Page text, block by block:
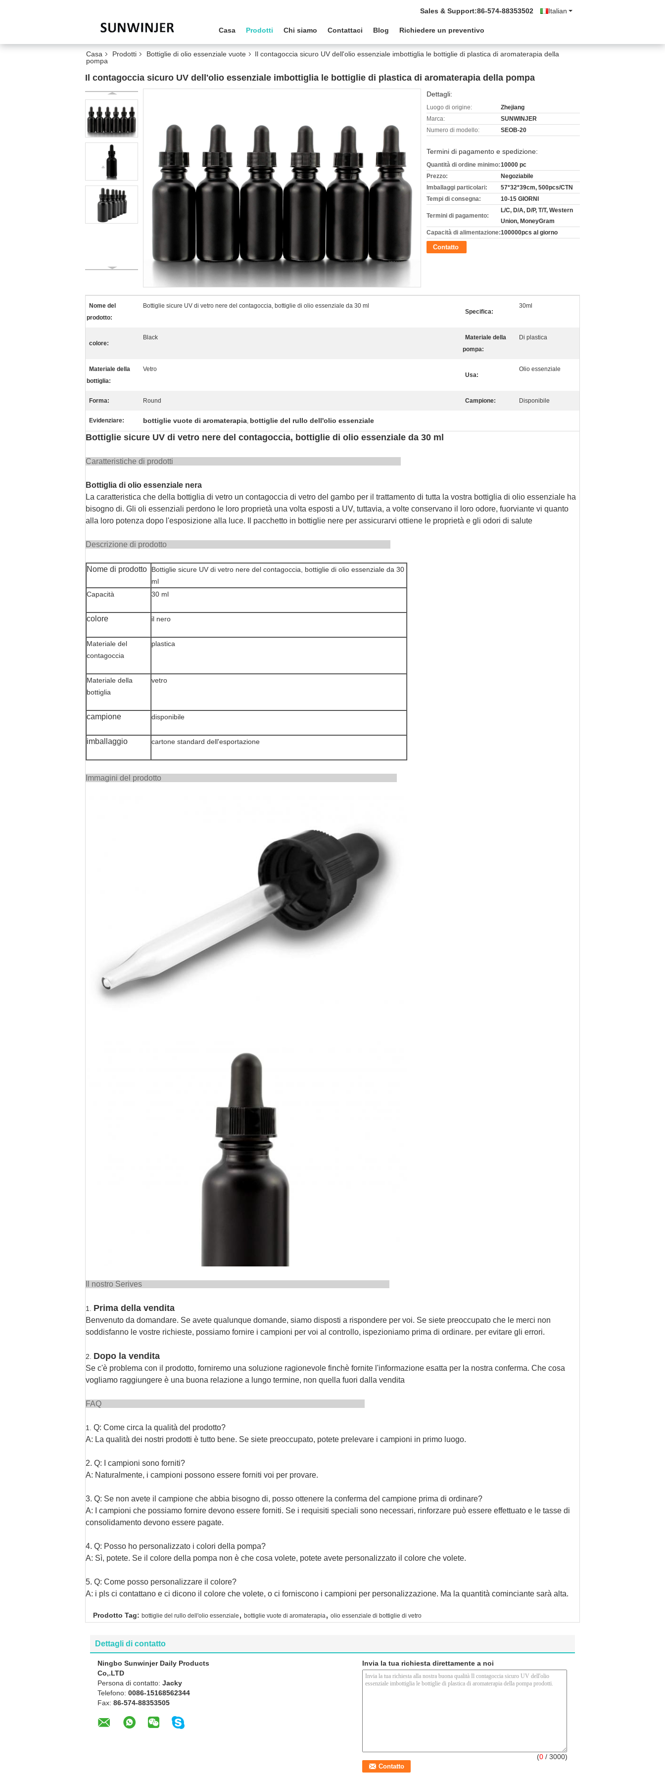
Italian
Sales & Support:86-574-88353502
Casa Prodotti Chi siamo Contattaci Blog Richiedere un preventivo
Casa Prodotti Bottiglie di olio essenziale vuote
Il contagoccia sicuro UV dell'olio essenziale imbottiglia le bottiglie di plastica di aromaterapia della
pompa
Il contagoccia sicuro UV dell'olio essenziale imbottiglia le bottiglie di plastica di aromaterapia della pompa
Dettagli:
Luogo di origine:
Zhejiang
Marca:
SUNWINJER
Numero di modello:
SEOB-20
Termini di pagamento e spedizione:
Quantità di ordine minimo:10000 pc
Prezzo:
Negoziabile
Imballaggi particolari:
57*32*39cm, 500pcs/CTN
Tempi di consegna:
10-15 GIORNI
Termini di pagamento:
L/C, D/A, D/P, T/T, Western
Union, MoneyGram
Capacità di alimentazione:100000pcs al giorno
Contatto
Nome del
prodotto:
Bottiglie sicure UV di vetro nere del contagoccia, bottiglie di olio essenziale da 30 ml
Specifica:
30ml
colore:
Black
Materiale della
pompa:
Di plastica
Materiale della
bottiglia:
Vetro
Usa:
Olio essenziale
Forma: Round Campione: Disponibile
Evidenziare: bottiglie vuote di aromaterapia, bottiglie del rullo dell'olio essenziale
Bottiglie sicure UV di vetro nere del contagoccia, bottiglie di olio essenziale da 30 ml
Caratteristiche di prodotti
Bottiglia di olio essenziale nera
La caratteristica che della bottiglia di vetro un contagoccia di vetro del gambo per il trattamento di tutta la vostra bottiglia di olio essenziale ha
bisogno di. Gli oli essenziali perdono le loro proprietà una volta esposti a UV, tuttavia, a volte conservano il loro odore, fuorviante vi quanto
alla loro potenza dopo l'esposizione alla luce. Il pacchetto in bottiglie nere per assicurarvi ottiene le proprietà e gli odori di salute
Descrizione di prodotto
Nome di prodotto
Bottiglie sicure UV di vetro nere del contagoccia, bottiglie di olio essenziale da 30
ml
Capacità
30 ml
colore il nero
Materiale del
contagoccia
plastica
Materiale della
bottiglia
vetro
campione disponibile
imballaggio cartone standard dell'esportazione
Immagini del prodotto
Il nostro Serives
1. Prima della vendita
Benvenuto da domandare. Se avete qualunque domande, siamo disposti a rispondere per voi. Se siete preoccupato che le merci non
soddisfanno le vostre richieste, possiamo fornire i campioni per voi al controllo, ispezioniamo prima di ordinare. per evitare gli errori.
2. Dopo la vendita
Se c'è problema con il prodotto, forniremo una soluzione ragionevole finchè fornite l'informazione esatta per la nostra conferma. Che cosa
vogliamo raggiungere è una buona relazione a lungo termine, non quella fuori dalla vendita
FAQ
1. Q: Come circa la qualità del prodotto?
A: La qualità dei nostri prodotti è tutto bene. Se siete preoccupato, potete prelevare i campioni in primo luogo.
2. Q: I campioni sono forniti?
A: Naturalmente, i campioni possono essere forniti voi per provare.
3. Q: Se non avete il campione che abbia bisogno di, posso ottenere la conferma del campione prima di ordinare?
A: I campioni che possiamo fornire devono essere forniti. Se i requisiti speciali sono necessari, rinforzare può essere effettuato e le tasse di
consolidamento devono essere pagate.
4. Q: Posso ho personalizzato i colori della pompa?
A: Sì, potete. Se il colore della pompa non è che cosa volete, potete avete personalizzato il colore che volete.
5. Q: Come posso personalizzare il colore?
A: i pls ci contattano e ci dicono il colore che volete, o ci forniscono i campioni per personalizzazione. Ma la quantità cominciante sarà alta.
Prodotto Tag: bottiglie del rullo dell'olio essenziale , bottiglie vuote di aromaterapia, olio essenziale di bottiglie di vetro
Dettagli di contatto
Ningbo Sunwinjer Daily Products
Co,.LTD
Persona di contatto: Jacky
Telefono: 0086-15168562344
Fax: 86-574-88353505
Invia la tua richiesta direttamente a noi
(0 / 3000)